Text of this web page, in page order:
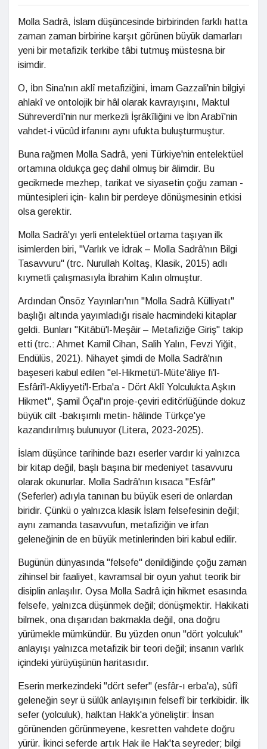
Molla Sadrâ, İslam düşüncesinde birbirinden farklı hatta
zaman zaman birbirine karşıt görünen büyük damarları
yeni bir metafizik terkibe tâbi tutmuş müstesna bir
isimdir.
O, İbn Sina'nın aklî metafiziğini, İmam Gazzali'nin bilgiyi
ahlakî ve ontolojik bir hâl olarak kavrayışını, Maktul
Sühreverdî'nin nur merkezli İşrâkîliğini ve İbn Arabî'nin
vahdet-i vücûd irfanını aynı ufukta buluşturmuştur.
Buna rağmen Molla Sadrâ, yeni Türkiye'nin entelektüel
ortamına oldukça geç dahil olmuş bir âlimdir. Bu
gecikmede mezhep, tarikat ve siyasetin çoğu zaman -
müntesipleri için- kalın bir perdeye dönüşmesinin etkisi
olsa gerektir.
Molla Sadrâ'yı yerli entelektüel ortama taşıyan ilk
isimlerden biri, "Varlık ve İdrak – Molla Sadrâ'nın Bilgi
Tasavvuru" (trc. Nurullah Koltaş, Klasik, 2015) adlı
kıymetli çalışmasıyla İbrahim Kalın olmuştur.
Ardından Önsöz Yayınları'nın "Molla Sadrâ Külliyatı"
başlığı altında yayımladığı risale hacmindeki kitaplar
geldi. Bunları "Kitâbü'l-Meşâir – Metafiziğe Giriş" takip
etti (trc.: Ahmet Kamil Cihan, Salih Yalın, Fevzi Yiğit,
Endülüs, 2021). Nihayet şimdi de Molla Sadrâ'nın
başeseri kabul edilen "el-Hikmetü'l-Müte'âliye fi'l-
Esfâri'l-Akliyyeti'l-Erba'a - Dört Aklî Yolculukta Aşkın
Hikmet", Şamil Öçal'ın proje-çeviri editörlüğünde dokuz
büyük cilt -bakışımlı metin- hâlinde Türkçe'ye
kazandırılmış bulunuyor (Litera, 2023-2025).
İslam düşünce tarihinde bazı eserler vardır ki yalnızca
bir kitap değil, başlı başına bir medeniyet tasavvuru
olarak okunurlar. Molla Sadrâ'nın kısaca "Esfâr"
(Seferler) adıyla tanınan bu büyük eseri de onlardan
biridir. Çünkü o yalnızca klasik İslam felsefesinin değil;
aynı zamanda tasavvufun, metafiziğin ve irfan
geleneğinin de en büyük metinlerinden biri kabul edilir.
Bugünün dünyasında "felsefe" denildiğinde çoğu zaman
zihinsel bir faaliyet, kavramsal bir oyun yahut teorik bir
disiplin anlaşılır. Oysa Molla Sadrâ için hikmet esasında
felsefe, yalnızca düşünmek değil; dönüşmektir. Hakikati
bilmek, ona dışarıdan bakmakla değil, ona doğru
yürümekle mümkündür. Bu yüzden onun "dört yolculuk"
anlayışı yalnızca metafizik bir teori değil; insanın varlık
içindeki yürüyüşünün haritasıdır.
Eserin merkezindeki "dört sefer" (esfâr-ı erba'a), sûfî
geleneğin seyr ü sülûk anlayışının felsefî bir terkibidir. İlk
sefer (yolculuk), halktan Hakk'a yöneliştir: İnsan
görünenden görünmeyene, kesretten vahdete doğru
yürür. İkinci seferde artık Hak ile Hak'ta seyreder; bilgi